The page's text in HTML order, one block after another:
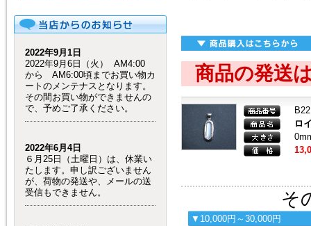
2022年9月1日
2022年9月6日（火） AM4:00
から AM6:00頃までお買い物カ
ートのメンテナスとなります。
その間お買い物ができませんの
で、予めご了承ください。
2022年6月4日
６月25日（土曜日）は、休業い
たします。申し訳ございません
が、荷物の発送や、メールの送
受信もできません。
商品の発送
B22
ロ
そ
▼10,000円～30,000円